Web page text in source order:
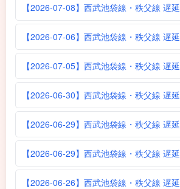
【2026-07-08】西武池袋線・秩父線 遅延
【2026-07-06】西武池袋線・秩父線 遅延
【2026-07-05】西武池袋線・秩父線 遅延
【2026-06-30】西武池袋線・秩父線 遅延
【2026-06-29】西武池袋線・秩父線 遅延
【2026-06-29】西武池袋線・秩父線 遅延
【2026-06-26】西武池袋線・秩父線 遅延